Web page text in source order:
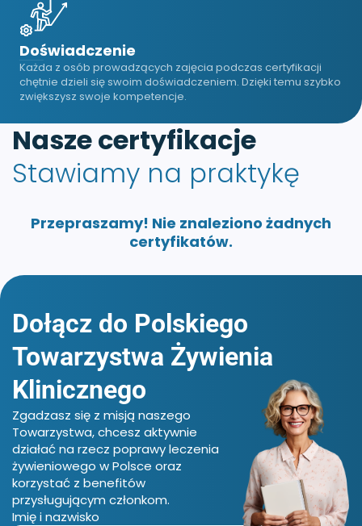
Doświadczenie
Każda z osób prowadzących zajęcia podczas certyfikacji
chętnie dzieli się swoim doświadczeniem. Dzięki temu szybko
zwiększysz swoje kompetencje.
Nasze certyfikacje
Stawiamy na praktykę
Przepraszamy! Nie znaleziono żadnych
certyfikatów.
Dołącz do Polskiego
Towarzystwa Żywienia
Klinicznego
Zgadzasz się z misją naszego
Towarzystwa, chcesz aktywnie
działać na rzecz poprawy leczenia
żywieniowego w Polsce oraz
korzystać z benefitów
przysługującym członkom.
Imię i nazwisko